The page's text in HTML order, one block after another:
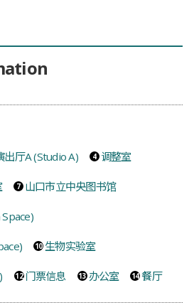
出厅A (Studio A) 调整室
山口市立中央图书馆
生物实验室
门票信息 办公室 餐厅